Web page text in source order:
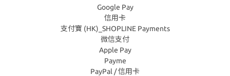
Google Pay
信用卡
支付寶 (HK)_SHOPLINE Payments
微信支付
Apple Pay
Payme
PayPal / 信用卡